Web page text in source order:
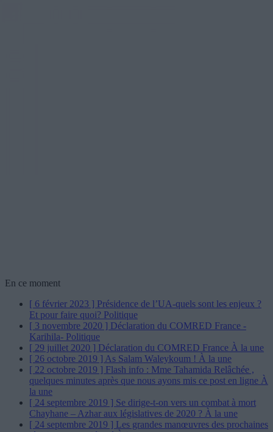
En ce moment
[ 6 février 2023 ] Présidence de l’UA-quels sont les enjeux ?
Et pour faire quoi? Politique
[ 3 novembre 2020 ] Déclaration du COMRED France -
Karihila- Politique
[ 29 juillet 2020 ] Déclaration du COMRED France À la une
[ 26 octobre 2019 ] As Salam Waleykoum ! À la une
[ 22 octobre 2019 ] Flash info : Mme Tahamida Relâchée ,
quelques minutes après que nous ayons mis ce post en ligne À
la une
[ 24 septembre 2019 ] Se dirige-t-on vers un combat à mort
Chayhane – Azhar aux législatives de 2020 ? À la une
[ 24 septembre 2019 ] Les grandes manœuvres des prochaines